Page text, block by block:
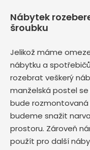
Nábytek
šroubku
Jelikož máme
nábytku a
rozebrat veškerý
manželská postel
bude rozmontovaná
budeme snažit
prostoru. Zároveň
použít pro další